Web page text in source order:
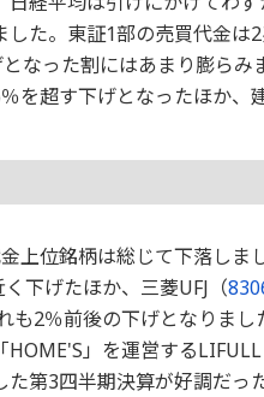
した。東証1部の売買代金
なった割にはあまり膨ら
を超す下げとなったほか、
上位銘柄は総じて下落し
下げたほか、三菱UFJ（
も2％前後の下げとなりま
HOME'S」を運営する
た第3四半期決算が好調だ